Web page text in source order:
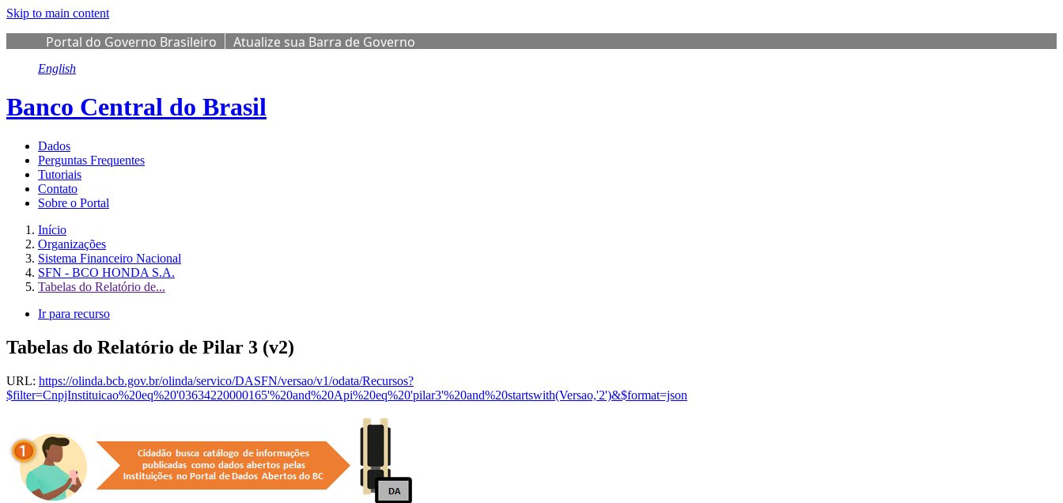
Skip to main content
Portal do Governo Brasileiro Atualize sua Barra de Governo
English
Banco Central do Brasil
Dados
Perguntas Frequentes
Tutoriais
Contato
Sobre o Portal
Início
Organizações
Sistema Financeiro Nacional
SFN - BCO HONDA S.A.
Tabelas do Relatório de...
Ir para recurso
Tabelas do Relatório de Pilar 3 (v2)
URL: https://olinda.bcb.gov.br/olinda/servico/DASFN/versao/v1/odata/Recursos?
$filter=CnpjInstituicao%20eq%20'03634220000165'%20and%20Api%20eq%20'pilar3'%20and%20startswith(Versao,'2')&$format=json